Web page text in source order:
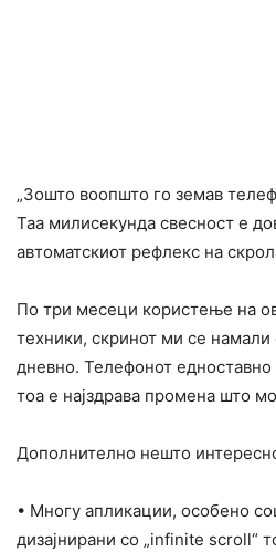
„Зошто воопшто го земав
Таа милисекунда свесност е
автоматскиот рефлекс на
По три месеци користење на
техники, скринот ми се намали
дневно. Телефонот
тоа е најздрава промена што
Дополнително нешто
• Многу апликации, особено
дизајнирани со „infinite scroll“